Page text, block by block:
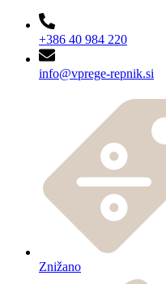
+386 40 984 220
info@vprege-repnik.si
Znižano